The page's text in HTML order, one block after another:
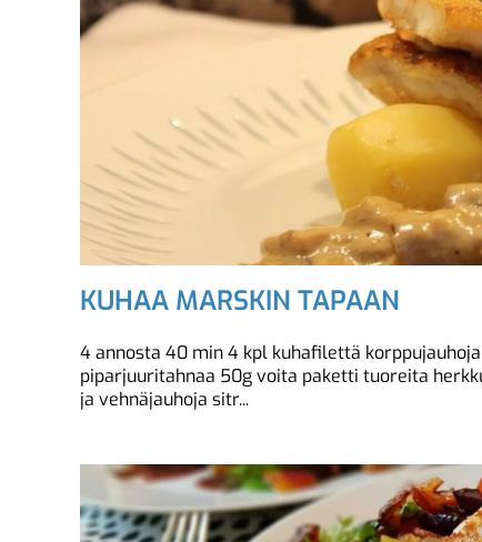
KUHAA MARSKIN TAPAAN
4 annosta 40 min 4 kpl kuhafilettä
piparjuuritahnaa 50g voita paketti tuoreita
ja vehnäjauhoja sitr...